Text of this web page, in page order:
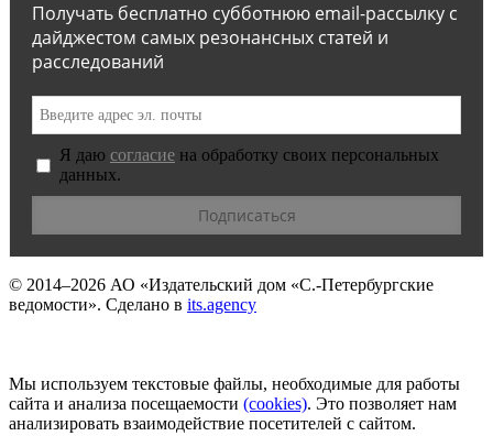
Получать бесплатно субботнюю email-рассылку с
дайджестом самых резонансных статей и
расследований
Я даю согласие на обработку своих персональных
данных.
© 2014–2026 АО «Издательский дом «С.-Петербургские
ведомости». Сделано в its.agency
Мы используем текстовые файлы, необходимые для работы
сайта и анализа посещаемости (сookies). Это позволяет нам
анализировать взаимодействие посетителей с сайтом.